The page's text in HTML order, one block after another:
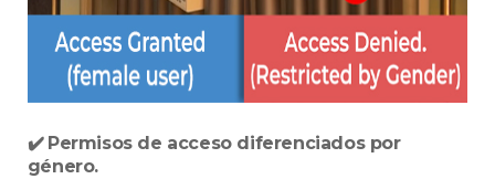
✔️ Permisos de acceso diferenciados por
género.